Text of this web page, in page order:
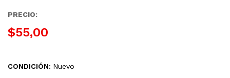
PRECIO:
$55,00
CONDICIÓN: Nuevo